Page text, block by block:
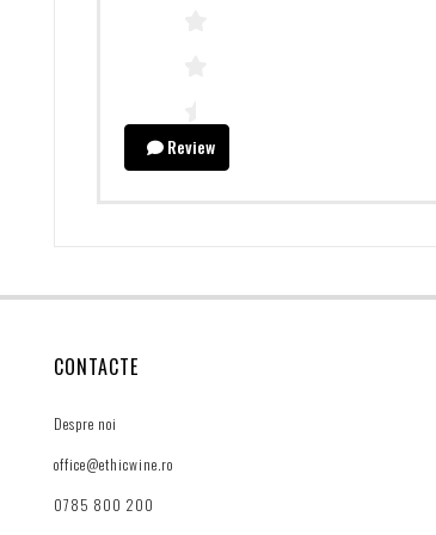
Review
CONTACTE
Despre noi
office@ethicwine.ro
0785 800 200